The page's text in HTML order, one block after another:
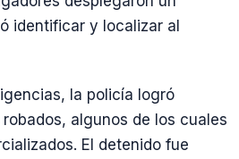
identificar y localizar al
la policía logró
algunos de los cuales
El detenido fue